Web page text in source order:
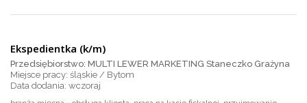
Ekspedientka (k/m)
Przedsiębiorstwo: MULTI LEWER MARKETING Staneczko Grażyna
Miejsce pracy: śląskie / Bytom
wczoraj